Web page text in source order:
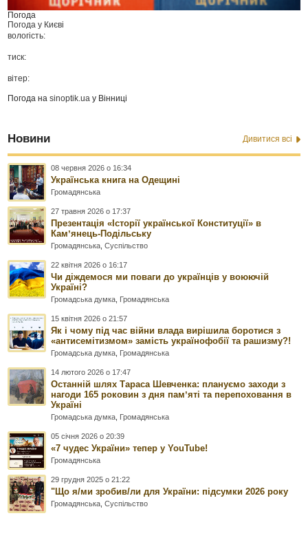
Погода
Погода у Києві
вологість:
тиск:
вітер:
Погода наsinoptik.ua у Вінниці
Новини Дивитися всі
08 червня 2026 о 16:34
Українська книга на Одещині
Громадянська
27 травня 2026 о 17:37
Презентація «Історії української Конституції» в
Камʼянець-Подільську
Громадянська ,Суспільство
22 квітня 2026 о 16:17
Чи діждемося ми поваги до українців у воюючій
Україні?
Громадська думка Громадянська
15 квітня 2026 о 21:57
Як і чому під час війни влада вирішила боротися з
«антисемітизмом» замість українофобії та рашизму?!
Громадська думка Громадянська
14 лютого 2026 о 17:47
Останній шлях Тараса Шевченка: плануємо заходи з
нагоди 165 роковин з дня памʼяті та перепоховання в
Україні
Громадська думка Громадянська
05 січня 2026 о 20:39
«7 чудес України» тепер у YouTube!
Громадянська
29 грудня 2025 о 21:22
"Що я/ми зробив/ли для України: підсумки 2026 року
Громадянська ,Суспільство